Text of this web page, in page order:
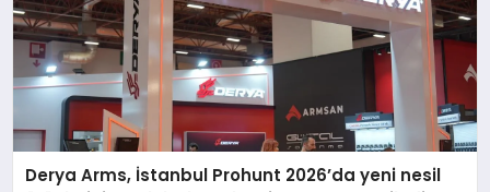
Derya Arms, İstanbul Prohunt 2026’da yeni nesil